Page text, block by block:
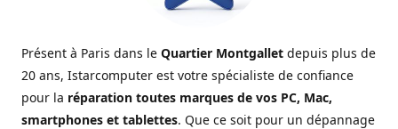
Présent à Paris dans le Quartier Montgallet depuis plus de
20 ans, Istarcomputer est votre spécialiste de confiance
pour la réparation toutes marques de vos PC, Mac,
smartphones et tablettes. Que ce soit pour un dépannage